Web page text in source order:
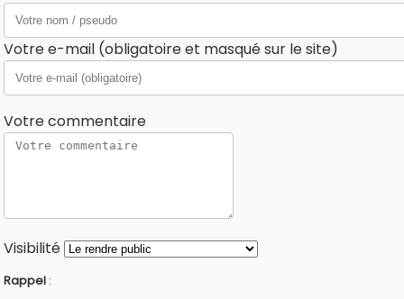
Votre e-mail (obligatoire et masqué sur le site)
Votre commentaire
Visibilité
Rappel :